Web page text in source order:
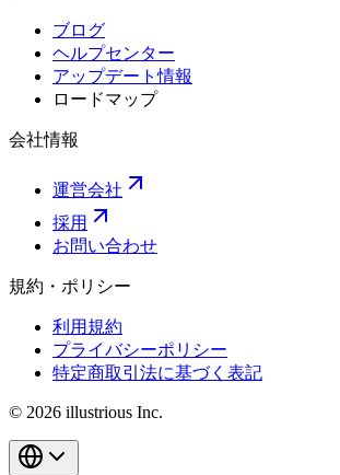
ブログ
ヘルプセンター
アップデート情報
ロードマップ
会社情報
運営会社
採用
お問い合わせ
規約・ポリシー
利用規約
プライバシーポリシー
特定商取引法に基づく表記
© 2026 illustrious Inc.